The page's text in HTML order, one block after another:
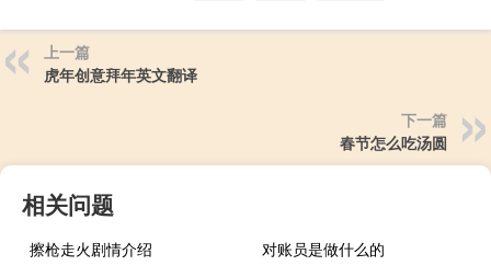
上一篇
虎年创意拜年英文翻译
下一篇
春节怎么吃汤圆
相关问题
擦枪走火剧情介绍
对账员是做什么的